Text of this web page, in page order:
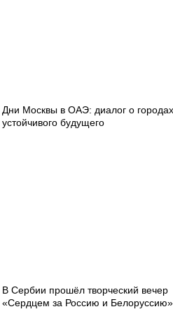
Дни Москвы в ОАЭ: диалог о городах
устойчивого будущего
В Сербии прошёл творческий вечер
«Сердцем за Россию и Белоруссию»